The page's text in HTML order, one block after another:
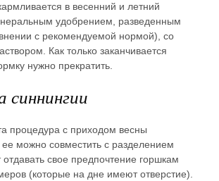
в весенний и летний
удобрением, разведенным
с рекомендуемой нормой), со
Как только заканчивается
нужно прекратить.
синнингии
процедура с приходом весны
можно совместить с разделением
отдавать свое предпочтение горшкам
(которые на дне имеют отверстие).